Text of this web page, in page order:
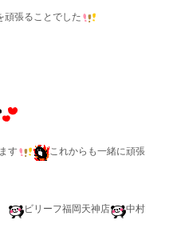
頑張ることでした
す
これからも一緒に頑張
ビリーフ福岡天神店 中村